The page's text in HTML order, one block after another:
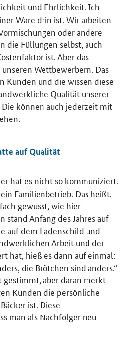
und Ehrlichkeit. Ich
Ware drin ist. Wir arbeiten
oder andere
die Füllungen selbst, auch
ist. Aber das
Wettbewerbern. Das
Kunden und die wissen diese
Qualität unserer
können auch jederzeit mit
auf Qualität
hat es nicht so kommuniziert.
Familienbetrieb. Das heißt,
gewusst, wie hier
stand Anfang des Jahres auf
auf dem Ladenschild und
Arbeit und der
hat, hieß es dann auf einmal:
die Brötchen sind anders.“
gestimmt, aber daran merkt
Kunden die persönliche
ist. Diese
man als Nachfolger neu